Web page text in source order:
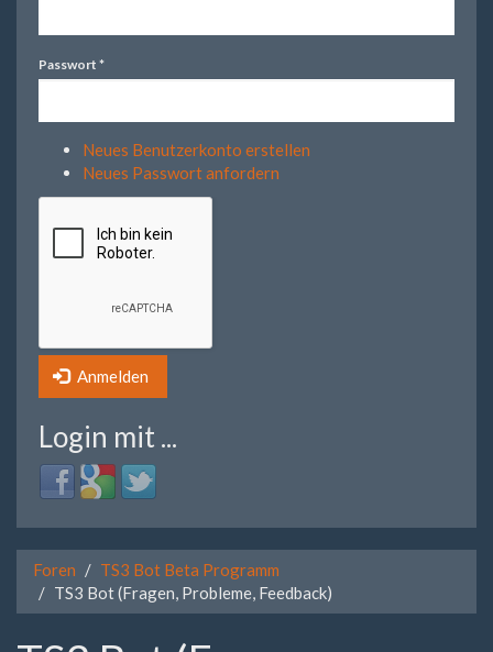
Passwort *
Neues Benutzerkonto erstellen
Neues Passwort anfordern
Anmelden
Login mit ...
Login
with
Login
with
Login
with
Foren
TS3 Bot Beta Programm
TS3 Bot (Fragen, Probleme, Feedback)